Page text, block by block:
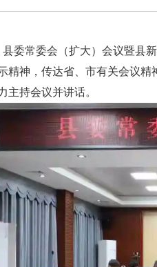
常委会（扩大）会议暨县新
精神，传达省、市有关会议
主持会议并讲话。